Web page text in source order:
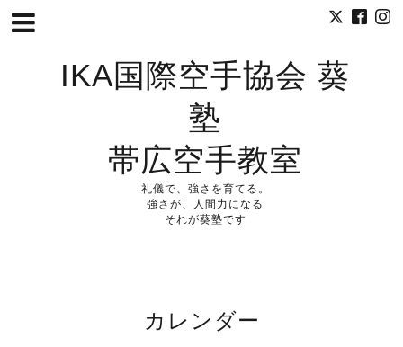
IKA国際空手協会 葵
塾
帯広空手教室
礼儀で、強さを育てる。
強さが、人間力になる
それが葵塾です
カレンダー